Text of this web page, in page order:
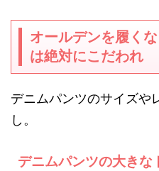
オールデンを履く
は絶対にこだわれ
デニムパンツのサイズや
し。
デニムパンツの大きな